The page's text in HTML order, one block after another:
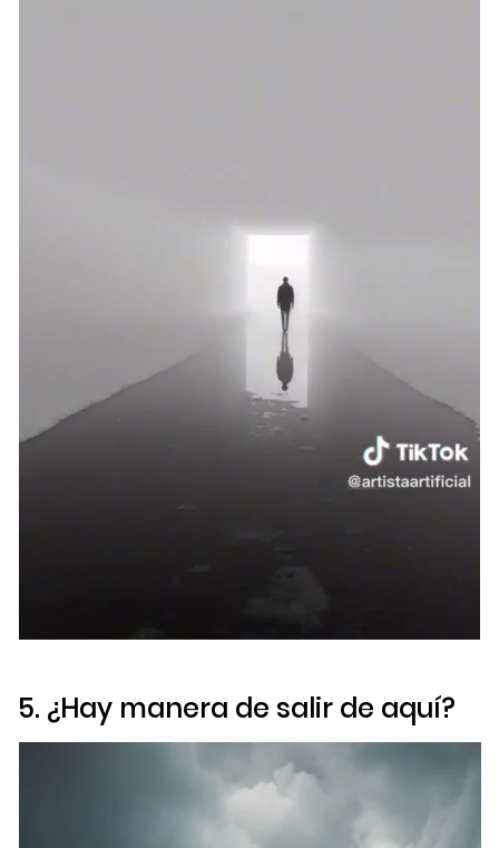
5. ¿Hay manera de salir de aquí?